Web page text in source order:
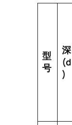
型
号
深
(d
)